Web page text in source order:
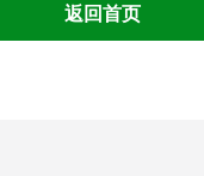
返回首页